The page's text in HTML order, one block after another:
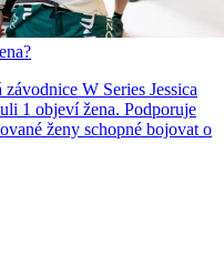
W Series Jessica
1 objeví žena. Podporuje
ženy schopné bojovat o